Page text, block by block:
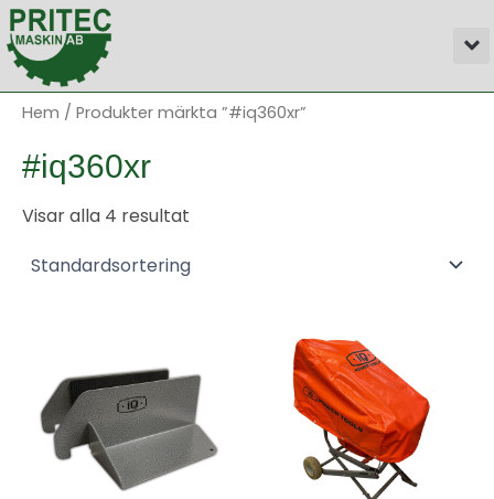
Hoppa
till
innehåll
Hem / Produkter märkta ”#iq360xr”
#iq360xr
Visar alla 4 resultat